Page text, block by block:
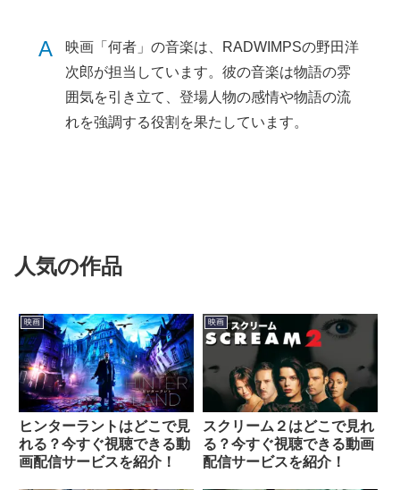
A
映画「何者」の音楽は、RADWIMPSの野田洋
次郎が担当しています。彼の音楽は物語の雰
囲気を引き立て、登場人物の感情や物語の流
れを強調する役割を果たしています。
人気の作品
映画
ヒンターラントはどこで見
れる？今すぐ視聴できる動
画配信サービスを紹介！
映画
スクリーム２はどこで見れ
る？今すぐ視聴できる動画
配信サービスを紹介！